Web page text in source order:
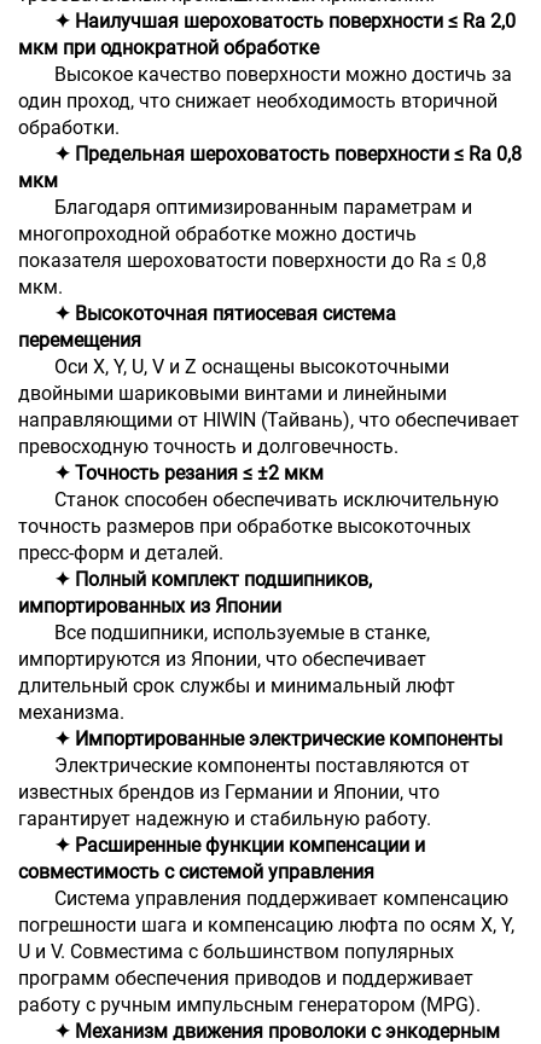
✦ Наилучшая шероховатость поверхности ≤ Ra 2,0
мкм при однократной обработке
Высокое качество поверхности можно достичь за
один проход, что снижает необходимость вторичной
обработки.
✦ Предельная шероховатость поверхности ≤ Ra 0,8
мкм
Благодаря оптимизированным параметрам и
многопроходной обработке можно достичь
показателя шероховатости поверхности до Ra ≤ 0,8
мкм.
✦ Высокоточная пятиосевая система
перемещения
Оси X, Y, U, V и Z оснащены высокоточными
двойными шариковыми винтами и линейными
направляющими от HIWIN (Тайвань), что обеспечивает
превосходную точность и долговечность.
✦ Точность резания ≤ ±2 мкм
Станок способен обеспечивать исключительную
точность размеров при обработке высокоточных
пресс-форм и деталей.
✦ Полный комплект подшипников,
импортированных из Японии
Все подшипники, используемые в станке,
импортируются из Японии, что обеспечивает
длительный срок службы и минимальный люфт
механизма.
✦ Импортированные электрические компоненты
Электрические компоненты поставляются от
известных брендов из Германии и Японии, что
гарантирует надежную и стабильную работу.
✦ Расширенные функции компенсации и
совместимость с системой управления
Система управления поддерживает компенсацию
погрешности шага и компенсацию люфта по осям X, Y,
U и V. Совместима с большинством популярных
программ обеспечения приводов и поддерживает
работу с ручным импульсным генератором (MPG).
✦ Механизм движения проволоки с энкодерным